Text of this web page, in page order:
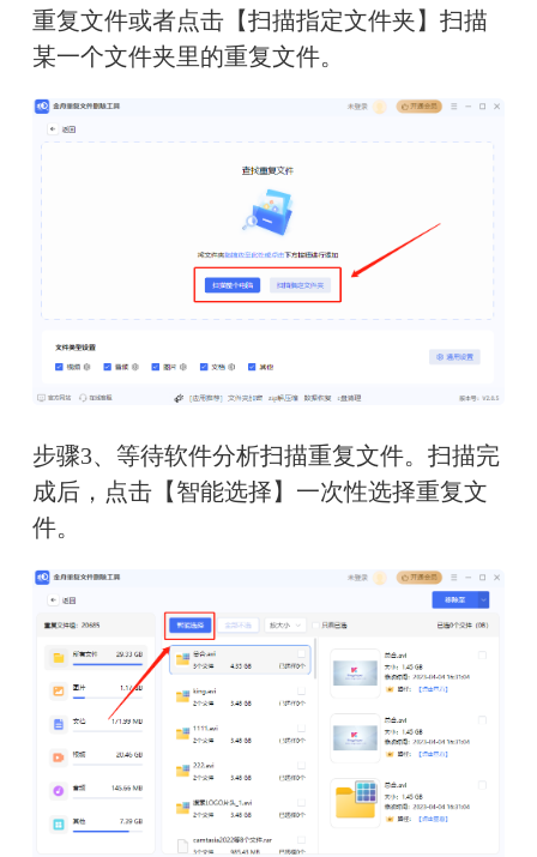
重复文件或者点击【扫描指定文件夹】扫描
某一个文件夹里的重复文件。
步骤3、等待软件分析扫描重复文件。扫描完
成后，点击【智能选择】一次性选择重复文
件。